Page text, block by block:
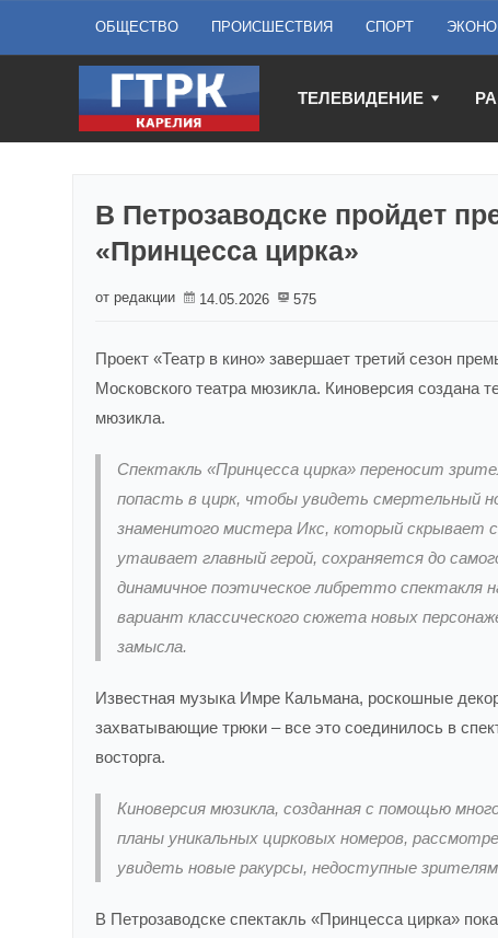
ОБЩЕСТВО ПРОИСШЕСТВИЯ СПОРТ
ТЕЛЕВИДЕНИЕ
В Петрозаводске пройдет
«Принцесса цирка»
от редакции 14.05.2026 575
Проект «Театр в кино» завершает третий сезон
Московского театра мюзикла. Киноверсия создана
мюзикла.
Спектакль «Принцесса цирка» переносит
попасть в цирк, чтобы увидеть смертельный
знаменитого мистера Икс, который скрывает
утаивает главный герой, сохраняется до
динамичное поэтическое либретто спектакля
вариант классического сюжета новых
замысла.
Известная музыка Имре Кальмана, роскошные
захватывающие трюки – все это соединилось в
восторга.
Киноверсия мюзикла, созданная с помощью
планы уникальных цирковых номеров,
увидеть новые ракурсы, недоступные
В Петрозаводске спектакль «Принцесса цирка»